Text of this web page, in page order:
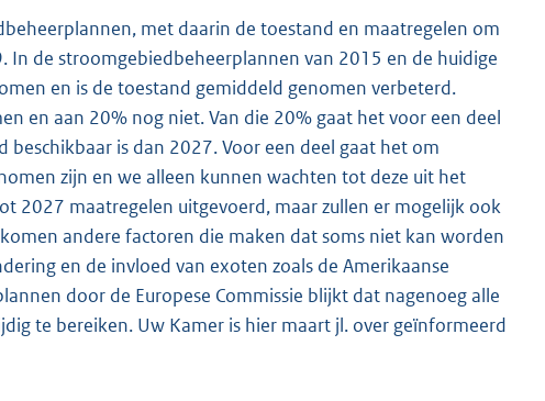
b
met daarin de toestand en maatregelen om
de stroomgebiedbeheerplannen van 2015 en de huidige
en is de toestand gemiddeld genomen verbeterd.
en aan 20% nog niet. Van die 20% gaat het voor een deel
is dan 2027. Voor een deel gaat het om
zijn en we alleen kunnen wachten tot deze uit het
2027 maatregelen uitgevoerd, maar zullen er mogelijk ook
andere factoren die maken dat soms niet kan worden
en de invloed van exoten zoals de Amerikaanse
door de Europese Commissie blijkt dat nagenoeg alle
te bereiken. Uw Kamer is hier maart jl. over geïnformeerd